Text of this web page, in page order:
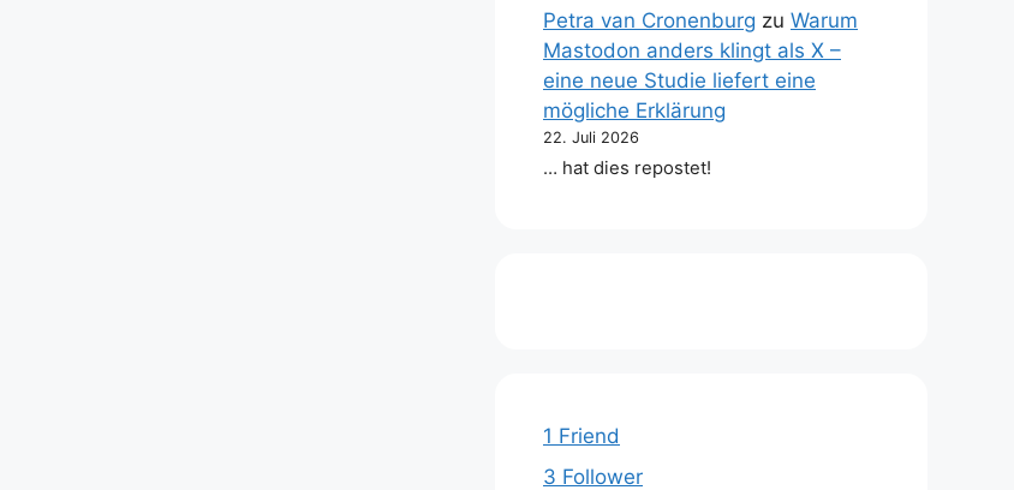
Petra van Cronenburg zu Warum
Mastodon anders klingt als X –
eine neue Studie liefert eine
mögliche Erklärung
22. Juli 2026
… hat dies repostet!
1 Friend
3 Follower